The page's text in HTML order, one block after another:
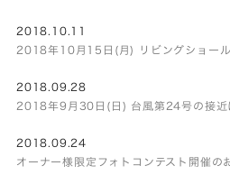
2018.10.11
2018年10月15日(月) リビングショール
2018.09.28
2018年9月30日(日) 台風第24号の接近
2018.09.24
オーナー様限定フォトコンテスト開催の